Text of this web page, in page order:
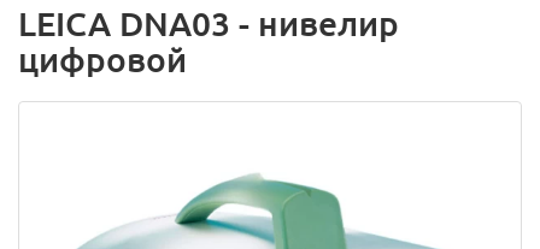
LEICA DNA03 - нивелир
цифровой